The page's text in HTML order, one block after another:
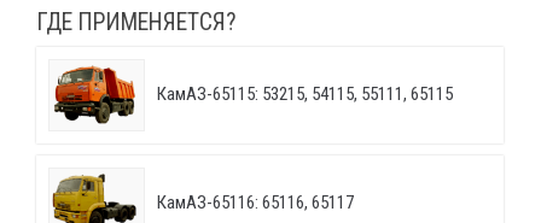
ГДЕ ПРИМЕНЯЕТСЯ?
КамАЗ-65115: 53215, 54115, 55111, 65115
КамАЗ-65116: 65116, 65117